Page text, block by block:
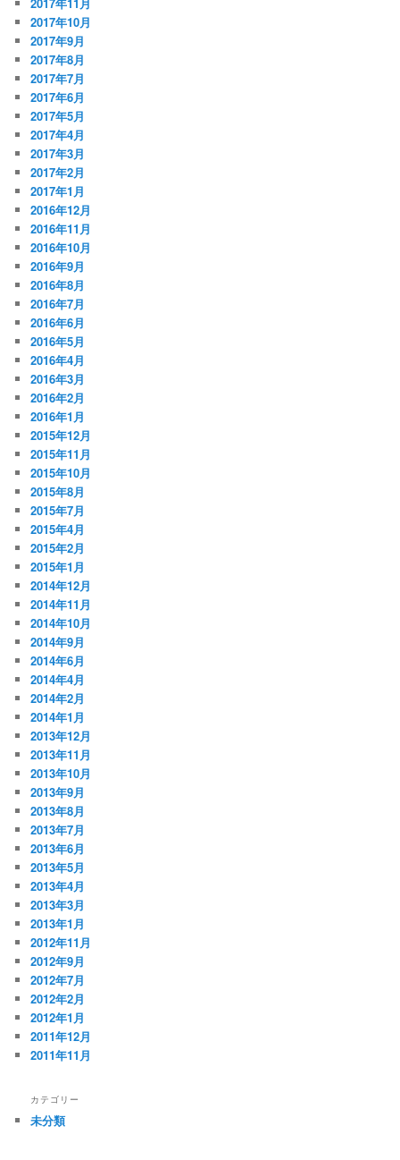
2017年10月
2017年9月
2017年8月
2017年7月
2017年6月
2017年5月
2017年4月
2017年3月
2017年2月
2017年1月
2016年12月
2016年11月
2016年10月
2016年9月
2016年8月
2016年7月
2016年6月
2016年5月
2016年4月
2016年3月
2016年2月
2016年1月
2015年12月
2015年11月
2015年10月
2015年8月
2015年7月
2015年4月
2015年2月
2015年1月
2014年12月
2014年11月
2014年10月
2014年9月
2014年6月
2014年4月
2014年2月
2014年1月
2013年12月
2013年11月
2013年10月
2013年9月
2013年8月
2013年7月
2013年6月
2013年5月
2013年4月
2013年3月
2013年1月
2012年11月
2012年9月
2012年7月
2012年2月
2012年1月
2011年12月
2011年11月
カテゴリー
未分類